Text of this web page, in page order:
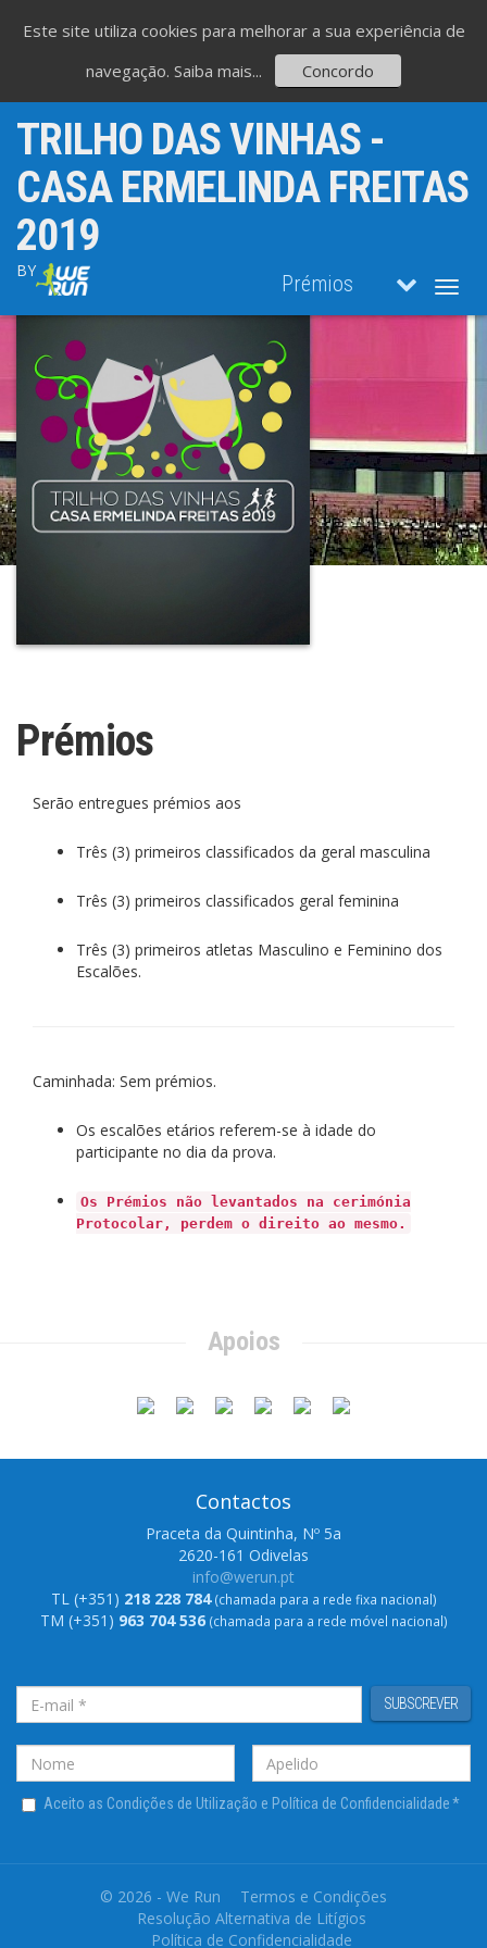
TRILHO DAS VINHAS -
CASA ERMELINDA FREITAS
2019
BY Prémios
Prémios
Serão entregues prémios aos
Três (3) primeiros classificados da geral masculina
Três (3) primeiros classificados geral feminina
Três (3) primeiros atletas Masculino e Feminino dos
Escalões.
Caminhada: Sem prémios.
Os escalões etários referem-se à idade do
participante no dia da prova.
Os Prémios não levantados na cerimónia
Protocolar, perdem o direito ao mesmo.
Apoios
Contactos
Praceta da Quintinha, Nº 5a
2620-161 Odivelas
info@werun.pt
TL (+351) 218 228 784(chamada para a rede fixa nacional)
TM (+351) 963 704 536(chamada para a rede móvel nacional)
SUBSCREVER
Aceito as Condições de Utilização e Política de Confidencialidade*
© 2026 - We Run
Termos e Condições
Resolução Alternativa de Litígios
Política de Confidencialidade
Este site utiliza cookies para melhorar a sua experiência de
navegação. Saiba mais... Concordo